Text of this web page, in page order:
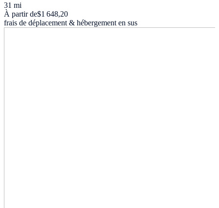
31 mi
À partir de$1 648,20
frais de déplacement & hébergement en sus